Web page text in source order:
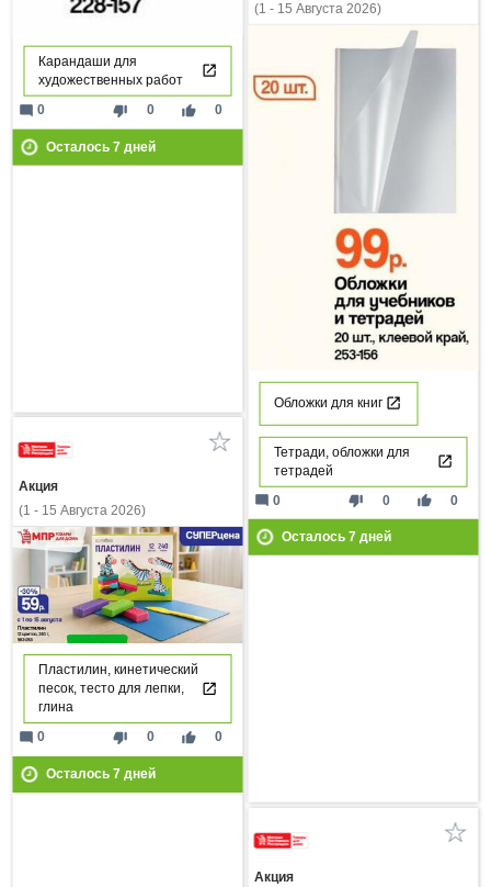
Карандаши для
художественных работ
thumb_down 0 thumb_up 0
mode_comment 0
Осталось 7дней
(1 - 15 Августа 2026)
Обложки для книг
Тетради, обложки для
тетрадей
thumb_down 0 thumb_up 0
mode_comment 0
Осталось 7дней
Акция
(1 - 15 Августа 2026)
Пластилин, кинетический
песок, тесто для лепки,
глина
thumb_down 0 thumb_up 0
mode_comment 0
Осталось 7дней
Акция